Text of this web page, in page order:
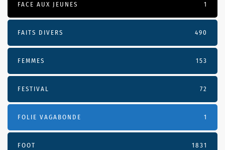
FACE AUX JEUNES 1
FAITS DIVERS 490
FEMMES 153
FESTIVAL 72
FOLIE VAGABONDE 1
FOOT 1831